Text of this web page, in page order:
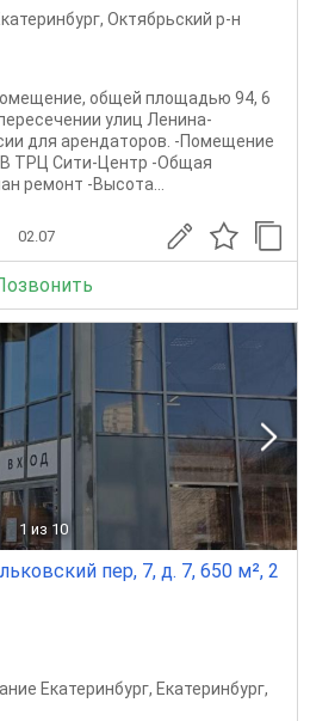
, Октябрьский р-н
общей площадью 94, 6
улиц Ленина-
для арендаторов. -Помещение
ТРЦ Сити-Центр -Общая
ремонт -Высота...
02.07
1 из 10
пер, 7, д. 7, 650 м², 2
Екатеринбург, Екатеринбург,